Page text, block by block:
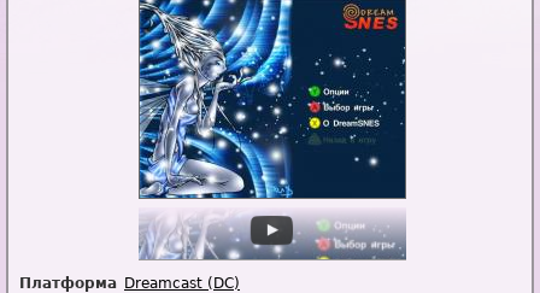
Платформа Dreamcast (DC)